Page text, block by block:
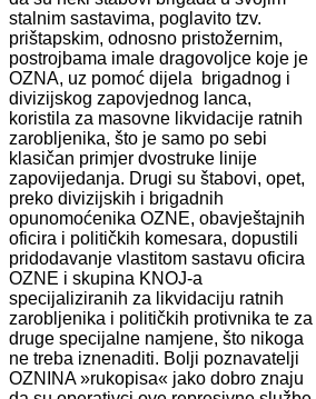
stalnim sastavima, poglavito tzv.
prištapskim, odnosno pristožernim,
postrojbama imale dragovoljce koje je
OZNA, uz pomoć dijela brigadnog i
divizijskog zapovjednog lanca,
koristila za masovne likvidacije ratnih
zarobljenika, što je samo po sebi
klasičan primjer dvostruke linije
zapovijedanja. Drugi su štabovi, opet,
preko divizijskih i brigadnih
opunomoćenika OZNE, obavještajnih
oficira i političkih komesara, dopustili
pridodavanje vlastitom sastavu oficira
OZNE i skupina KNOJ-a
specijaliziranih za likvidaciju ratnih
zarobljenika i političkih protivnika te za
druge specijalne namjene, što nikoga
ne treba iznenaditi. Bolji poznavatelji
OZNINA »rukopisa« jako dobro znaju